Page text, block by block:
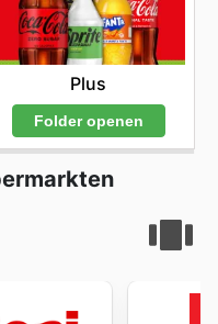
Plus
Folder openen